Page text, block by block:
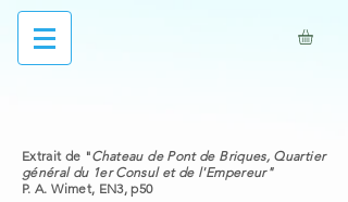
Extrait de "Chateau de Pont de Briques, Quartier
général du 1er Consul et de l'Empereur"
P. A. Wimet, EN3, p50